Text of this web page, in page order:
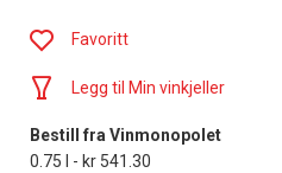
Favoritt
Legg til Min vinkjeller
Bestill fra Vinmonopolet
0.75 l - kr 541.30